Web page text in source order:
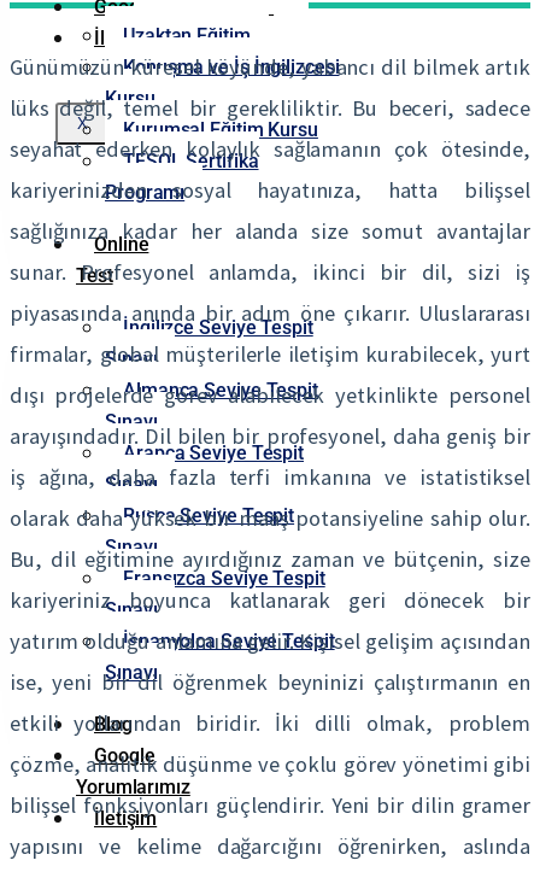
Google Yorumlarımız
İletişim
X
Uzaktan Eğitim
Konuşma ve İş İngilizcesi
Kursu
Kurumsal Eğitim Kursu
TESOL Sertifika
Programı
Online
Test
İngilizce Seviye Tespit
Sınavı
Almanca Seviye Tespit
Sınavı
Arapça Seviye Tespit
Sınavı
Rusça Seviye Tespit
Sınavı
Fransızca Seviye Tespit
Sınavı
İspanyolca Seviye Tespit
Sınavı
Blog
Google
Yorumlarımız
İletişim
Günümüzün küresel köyünde, yabancı dil bilmek artık
lüks değil, temel bir gerekliliktir. Bu beceri, sadece
seyahat ederken kolaylık sağlamanın çok ötesinde,
kariyerinizden sosyal hayatınıza, hatta bilişsel
sağlığınıza kadar her alanda size somut avantajlar
sunar. Profesyonel anlamda, ikinci bir dil, sizi iş
piyasasında anında bir adım öne çıkarır. Uluslararası
firmalar, global müşterilerle iletişim kurabilecek, yurt
dışı projelerde görev alabilecek yetkinlikte personel
arayışındadır. Dil bilen bir profesyonel, daha geniş bir
iş ağına, daha fazla terfi imkanına ve istatistiksel
olarak daha yüksek bir maaş potansiyeline sahip olur.
Bu, dil eğitimine ayırdığınız zaman ve bütçenin, size
kariyeriniz boyunca katlanarak geri dönecek bir
yatırım olduğu anlamına gelir. Kişisel gelişim açısından
ise, yeni bir dil öğrenmek beyninizi çalıştırmanın en
etkili yollarından biridir. İki dilli olmak, problem
çözme, analitik düşünme ve çoklu görev yönetimi gibi
bilişsel fonksiyonları güçlendirir. Yeni bir dilin gramer
yapısını ve kelime dağarcığını öğrenirken, aslında